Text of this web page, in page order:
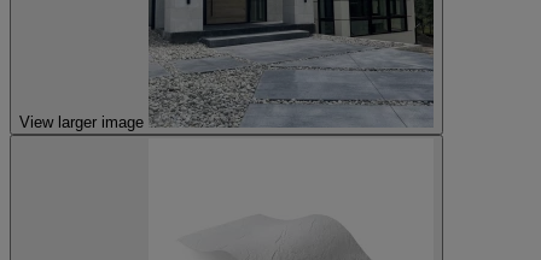
View larger image